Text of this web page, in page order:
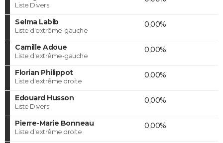
Liste Divers
Selma Labib
Liste d'extrême-gauche
0,00%
Camille Adoue
Liste d'extrême-gauche
0,00%
Florian Philippot
Liste d'extrême droite
0,00%
Edouard Husson
Liste Divers
0,00%
Pierre-Marie Bonneau
Liste d'extrême droite
0,00%